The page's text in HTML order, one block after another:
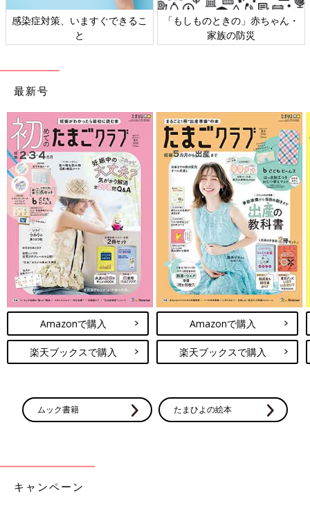
感染症対策、いますぐできるこ
と
「もしものときの」赤ちゃん・
家族の防災
最新号
Amazonで購入
楽天ブックスで購入
Amazonで購入
楽天ブックスで購入
ムック書籍 たまひよの絵本
キャンペーン